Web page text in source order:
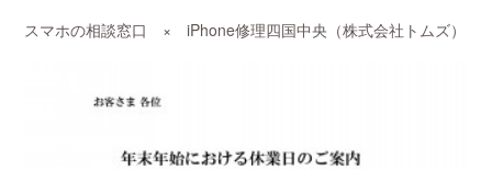
スマホの相談窓口 × iPhone修理四国中央（株式会社トムズ）